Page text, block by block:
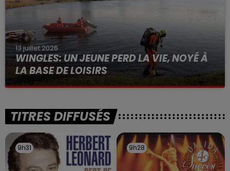
13 juillet 2026
WINGLES: UN JEUNE PERD LA VIE, NOYÉ À
LA BASE DE LOISIRS
La victime a coulé à pic
TITRES DIFFUSÉS
9h31
9h31 9h28
9h28